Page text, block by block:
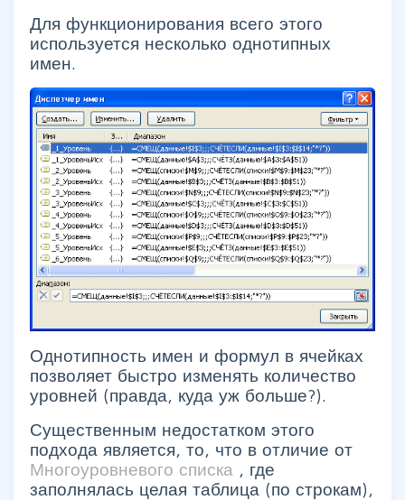
Для функционирования всего этого
используется несколько однотипных
имен.
Однотипность имен и формул в ячейках
позволяет быстро изменять количество
уровней (правда, куда уж больше?).
Существенным недостатком этого
подхода является, то, что в отличие от
Многоуровневого списка , где
заполнялась целая таблица (по строкам),